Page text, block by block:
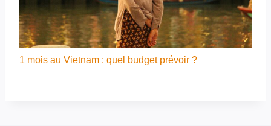
1 mois au Vietnam : quel budget prévoir ?